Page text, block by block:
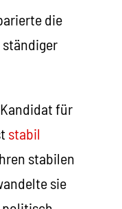
die
ständiger
für
stabil
stabilen
sie